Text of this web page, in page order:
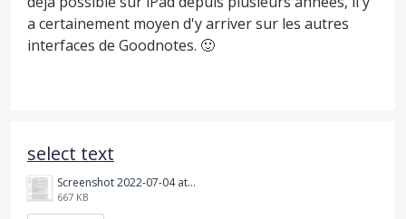
a certainement moyen d'y arriver sur les autres
interfaces de Goodnotes. 🙂
select text
Screenshot 2022-07-04 at 07.46.02.png
667 KB